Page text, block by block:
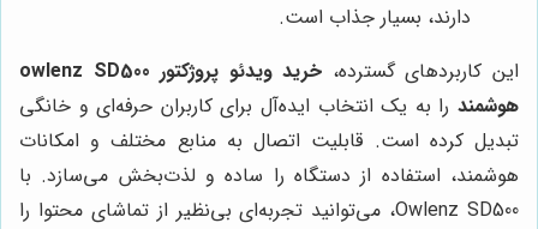
دارند، بسیار جذاب است.
این کاربردهای گسترده،
خرید ویدئو پروژکتور owlenz SD500
هوشمند را به یک انتخاب ایده‌آل برای کاربران حرفه‌ای و خانگی
تبدیل کرده است. قابلیت اتصال به منابع مختلف و امکانات
هوشمند، استفاده از دستگاه را ساده و لذت‌بخش می‌سازد. با
Owlenz SD500، می‌توانید تجربه‌ای بی‌نظیر از تماشای محتوا را